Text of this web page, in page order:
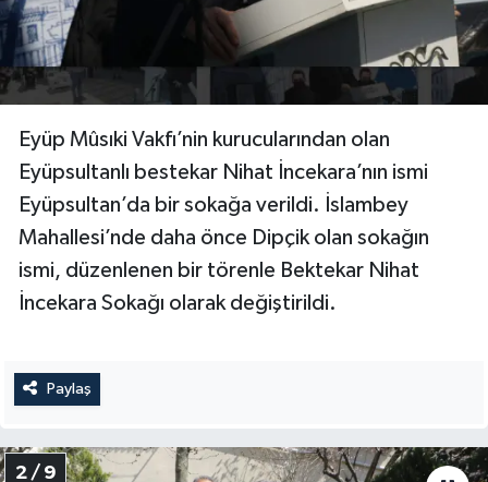
Eyüp Mûsıki Vakfı’nin kurucularından olan
Eyüpsultanlı bestekar Nihat İncekara’nın ismi
Eyüpsultan’da bir sokağa verildi. İslambey
Mahallesi’nde daha önce Dipçik olan sokağın
ismi, düzenlenen bir törenle Bektekar Nihat
İncekara Sokağı olarak değiştirildi.
Paylaş
2 / 9